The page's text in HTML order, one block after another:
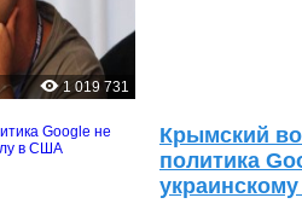
1 019 731
Крымский
политика